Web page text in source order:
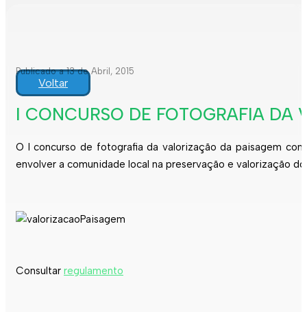
Publicado a 13 de Abril, 2015
Voltar
I CONCURSO DE FOTOGRAFIA DA
O I concurso de fotografia da valorização da paisagem
envolver a comunidade local na preservação e valorização
Consultar regulamento